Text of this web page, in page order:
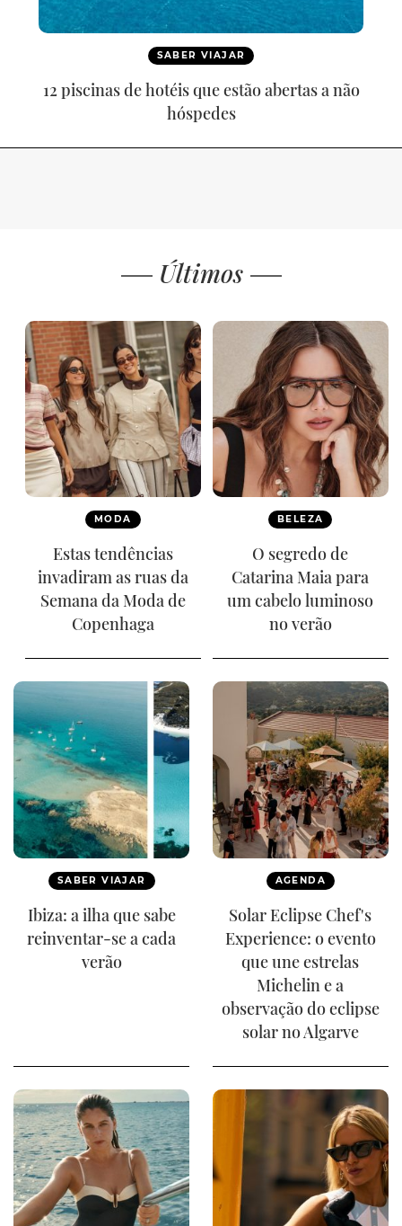
SABER VIAJAR
12 piscinas de hotéis que estão abertas a não
hóspedes
Últimos
MODA
Estas tendências
invadiram as ruas da
Semana da Moda de
Copenhaga
BELEZA
O segredo de
Catarina Maia para
um cabelo luminoso
no verão
SABER VIAJAR
Ibiza: a ilha que sabe
reinventar-se a cada
verão
AGENDA
Solar Eclipse Chef's
Experience: o evento
que une estrelas
Michelin e a
observação do eclipse
solar no Algarve